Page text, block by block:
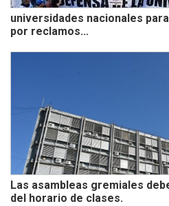
universidades nacionales
por reclamos...
Las asambleas gremiales
del horario de clases.